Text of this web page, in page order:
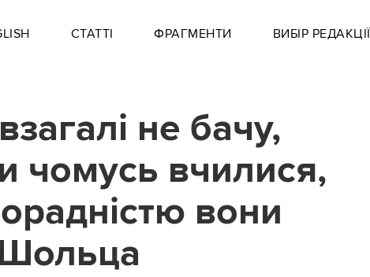
СТАТТІ ФРАГМЕНТИ ВИБІР РЕДАКЦІЇ
не бачу,
чомусь вчилися,
вони